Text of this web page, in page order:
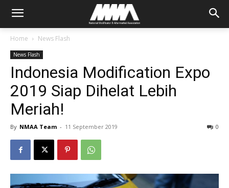
Home News Flash
News Flash
Indonesia Modification Expo
2019 Siap Dihelat Lebih
Meriah!
By NMAA Team - 11 September 2019 0